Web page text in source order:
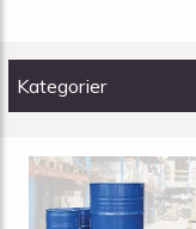
Kategorier